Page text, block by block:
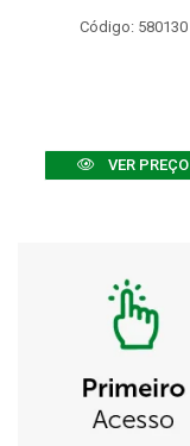
Código: 580130
VER PREÇO